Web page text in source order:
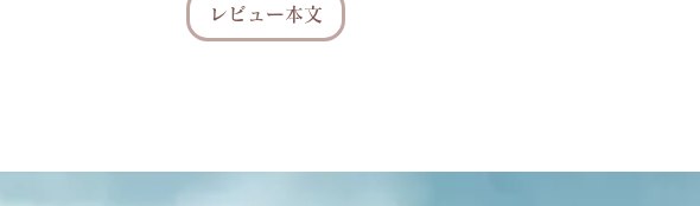
レビュー本文